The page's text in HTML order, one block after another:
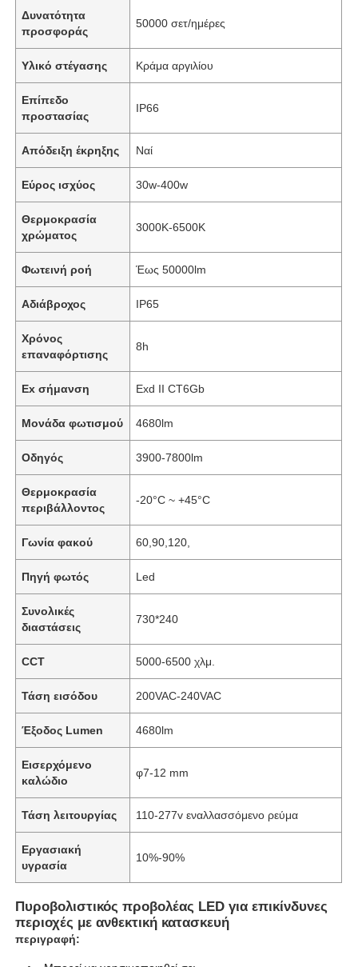
Αρχική Σελίδα
Προϊόντα
Σχετικά με εμάς
Δυνατότητα
προσφοράς
50000 σετ/ημέρες
Υλικό στέγασης Κράμα αργιλίου
Επίπεδο
προστασίας
IP66
Απόδειξη έκρηξης Ναί
Εύρος ισχύος 30w-400w
Θερμοκρασία
χρώματος
3000K-6500K
Φωτεινή ροή Έως 50000lm
Αδιάβροχος IP65
Χρόνος
επαναφόρτισης
8h
Ex σήμανση Exd ΙΙ CT6Gb
Μονάδα φωτισμού 4680lm
Οδηγός 3900-7800lm
Θερμοκρασία
περιβάλλοντος
-20°C ~ +45°C
Γωνία φακού 60,90,120,
Πηγή φωτός Led
Συνολικές
διαστάσεις
730*240
CCT 5000-6500 χλμ.
Τάση εισόδου 200VAC-240VAC
Έξοδος Lumen 4680lm
Εισερχόμενο
καλώδιο
φ7-12 mm
Τάση λειτουργίας 110-277v εναλλασσόμενο ρεύμα
Εργασιακή
υγρασία
10%-90%
Πυροβολιστικός προβολέας LED για επικίνδυνες
περιοχές με ανθεκτική κατασκευή
περιγραφή: